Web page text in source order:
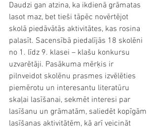
Daudzi gan atzina, ka ikdienā grāmatas
lasot maz, bet tieši tāpēc novērtējot
skolā piedāvātās aktivitātes, kas rosina
palasīt. Sacensībā piedalījās 18 skolēni
no 1. līdz 9. klasei – klašu konkursu
uzvarētāji. Pasākuma mērķis ir
pilnveidot skolēnu prasmes izvēlēties
piemērotu un interesantu literatūru
skaļai lasīšanai, sekmēt interesi par
lasīšanu un grāmatām, saliedēt kopīgām
lasīšanas aktivitātēm, kā arī veicināt